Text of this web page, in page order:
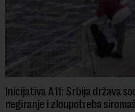
Inicijativa A11: Srbija država
negiranje i zloupotreba